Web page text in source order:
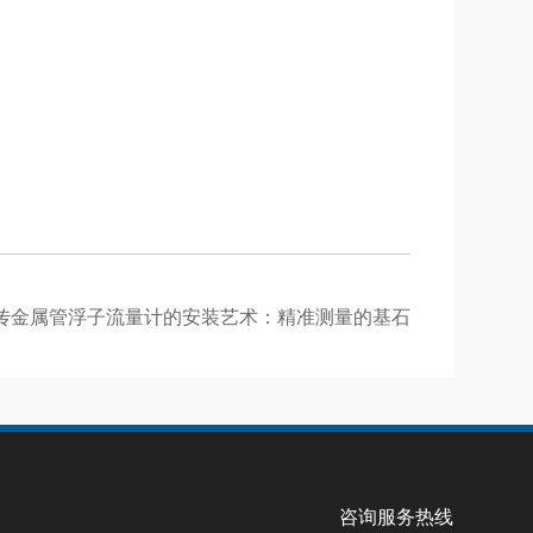
金属管浮子流量计的安装艺术：精准测量的基石
咨询服务热线